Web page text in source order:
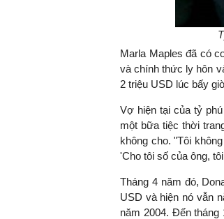
Marla Maples đã có
và chính thức ly hôn
2 triệu USD lúc bấy
Vợ hiện tại của tỷ
một bữa tiệc thời
không cho. "Tôi
'Cho tôi số của ông,
Tháng 4 năm đó,
USD và hiện nó vẫn
năm 2004. Đến